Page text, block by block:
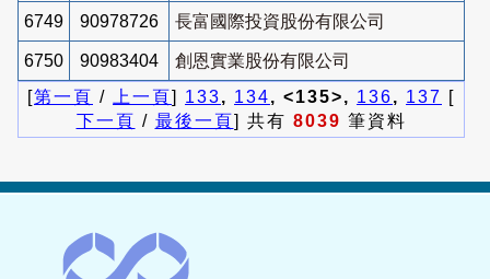
6749 90978726 長富國際投資股份有限公司
6750 90983404
創恩實業股份有限公司
[第一頁 / 上一頁] 133, 134, <135>, 136, 137 [
下一頁 / 最後一頁] 共有 8039 筆資料